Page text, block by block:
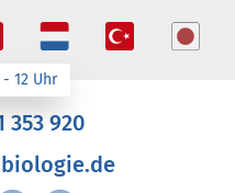
353 920